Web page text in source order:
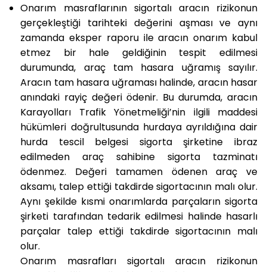
Onarım masraflarının sigortalı aracın rizikonun
gerçekleştiği tarihteki değerini aşması ve aynı
zamanda eksper raporu ile aracın onarım kabul
etmez bir hale geldiğinin tespit edilmesi
durumunda, araç tam hasara uğramış sayılır.
Aracın tam hasara uğraması halinde, aracın hasar
anındaki rayiç değeri ödenir. Bu durumda, aracın
Karayolları Trafik Yönetmeliği’nin ilgili maddesi
hükümleri doğrultusunda hurdaya ayrıldığına dair
hurda tescil belgesi sigorta şirketine ibraz
edilmeden araç sahibine sigorta tazminatı
ödenmez. Değeri tamamen ödenen araç ve
aksamı, talep ettiği takdirde sigortacının malı olur.
Aynı şekilde kısmi onarımlarda parçaların sigorta
şirketi tarafından tedarik edilmesi halinde hasarlı
parçalar talep ettiği takdirde sigortacının malı
olur.
Onarım masrafları sigortalı aracın rizikonun